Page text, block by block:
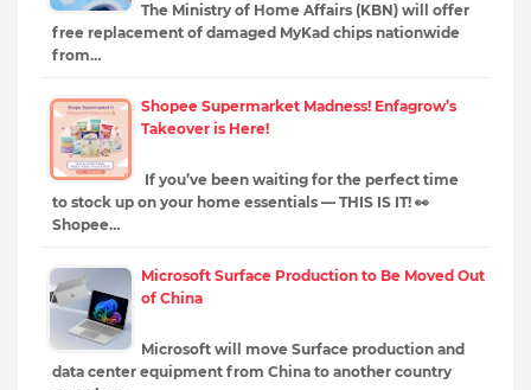
The Ministry of Home Affairs (KBN) will offer
free replacement of damaged MyKad chips nationwide
from…
Shopee Supermarket Madness! Enfagrow’s
Takeover is Here!
If you’ve been waiting for the perfect time
to stock up on your home essentials — THIS IS IT! 👀
Shopee…
Microsoft Surface Production to Be Moved Out
of China
Microsoft will move Surface production and
data center equipment from China to another country